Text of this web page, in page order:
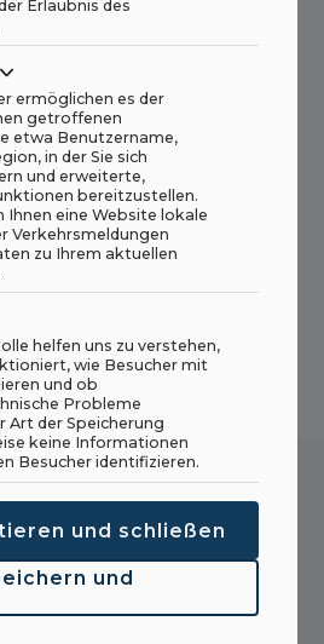
über dieses Produkt
Sie Kontakt auf und wir
was Sie sich fragen!
Erlaubnis des
ermöglichen es der
getroffenen
etwa Benutzername,
in der Sie sich
und erweiterte,
bereitzustellen.
Ihnen eine Website lokale
Verkehrsmeldungen
zu Ihrem aktuellen
helfen uns zu verstehen,
wie Besucher mit
und ob
Probleme
Art der Speicherung
keine Informationen
Besucher identifizieren.
und schließen
und